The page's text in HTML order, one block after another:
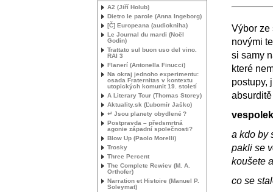
Výbor ze
novými
si samy
které
postupy,
vespolek
a kdo by
pakli se
koušete
co se
A2 (Jiří Holub)
Dietro le parole (Anna Ingeborg)
[Č] Europeana (audiokniha)
Le Journal du mardi (Noël
Godin)
Trattato sul buon uso del vino.
RAI 3
Flanerí (Antonella Finucci)
Na okraj jednoho experimentu:
osada Fraternitas v kontextu
utopických komunit 19. století
A Literary Tour (Thomas Storey)
Aktuality.sk (Ľubomír Jaško)
↵ Jsou planety obydlené ?
Postpravda – předsmrtná
agonie západní společnosti?
Blow Up (Paolo Morelli)
Trosky
Three Percent
The Complete Rewiev (M. A.
Orthofer)
Narration et Histoire (Manuel P.
Soleymat)